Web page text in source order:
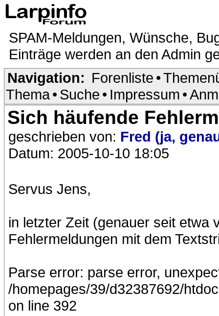
SPAM-Meldungen, Wünsche,
Einträge werden an den Admin
Navigation: Forenliste •
Thema• Suche • Impressum •
Sich häufende
geschrieben von: Fred (ja,
Datum: 2005-10-10 18:05
Servus Jens,
in letzter Zeit (genauer seit etwa
Fehlermeldungen mit dem
Parse error: parse error,
/homepages/39/d32387692/
on line 392